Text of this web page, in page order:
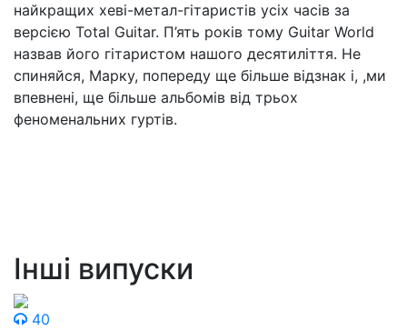
найкращих хеві-метал-гітаристів усіх часів за
версією Total Guitar. П’ять років тому Guitar World
назвав його гітаристом нашого десятиліття. Не
спиняйся, Марку, попереду ще більше відзнак і, ,ми
впевнені, ще більше альбомів від трьох
феноменальних гуртів.
Інші випуски
40